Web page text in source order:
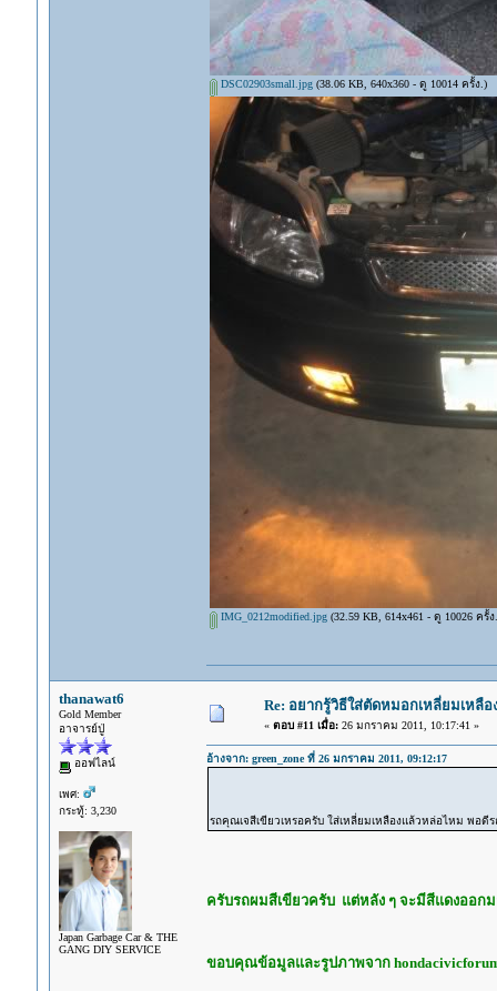
DSC02903small.jpg(38.06 KB, 640x360 - ดู 10014 ครั้ง.)
IMG_0212modified.jpg(32.59 KB, 614x461 - ดู 10026 ครั้ง
thanawat6
Gold Member
อาจารย์ปู่
ออฟไลน์
เพศ:
กระทู้: 3,230
Japan Garbage Car & THE
GANG DIY SERVICE
Re: อยากรู้วิธีใส่ตัดหมอกเหลี่ยมเหลือ
« ตอบ #11 เมื่อ:26 มกราคม 2011, 10:17:41 »
อ้างจาก: green_zone ที่ 26 มกราคม 2011, 09:12:17
รถคุณเจสีเขียวเหรอครับ ใส่เหลี่ยมเหลืองแล้วหล่อไหม พอดี
ครับรถผมสีเขียวครับ แต่หลัง ๆ จะมีสีแดงออก
ขอบคุณข้อมูลและรูปภาพจาก